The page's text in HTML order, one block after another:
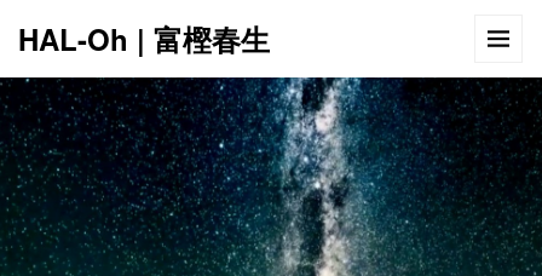
HAL-Oh | 富樫春生
12:00 AM